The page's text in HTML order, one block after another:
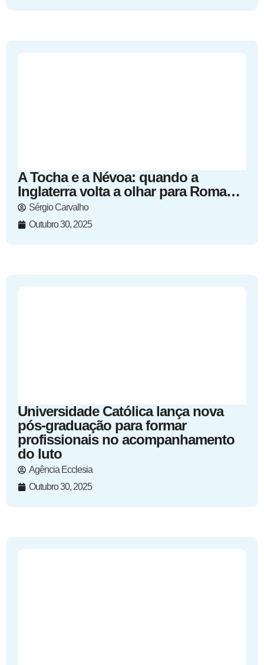
A Tocha e a Névoa: quando a
Inglaterra volta a olhar para Roma…
Sérgio Carvalho
Outubro 30, 2025
Universidade Católica lança nova
pós-graduação para formar
profissionais no acompanhamento
do luto
Agência Ecclesia
Outubro 30, 2025